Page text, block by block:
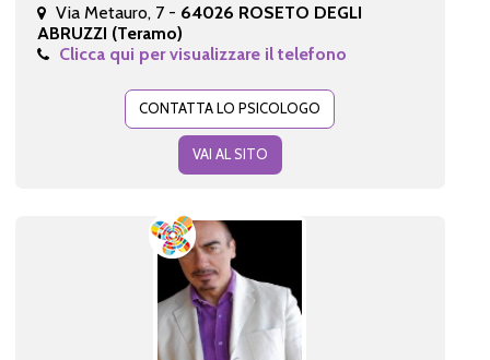
Via Metauro, 7 - 64026 ROSETO DEGLI
ABRUZZI (Teramo)
Clicca qui per visualizzare il telefono
CONTATTA LO PSICOLOGO
VAI AL SITO